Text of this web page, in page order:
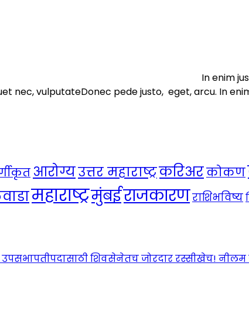
In enim
nec, vulputateDonec pede justo, eget, arcu. In
आरोग्यउत्तर महाराष्ट्रकरिअरकोकण
महाराष्ट्रमुंबईराजकारणराशिभविष्य